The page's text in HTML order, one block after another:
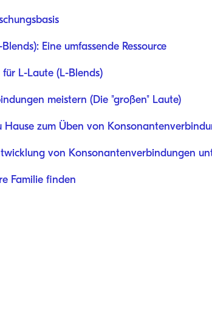
Eine umfassende Ressource
L-Laute (L-Blends)
meistern (Die "großen" Laute)
zum Üben von
von Konsonantenverbindungen
Familie finden